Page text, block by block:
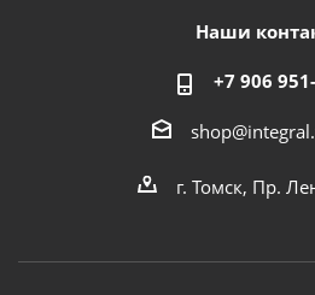
Наши
+7 906
г. Томск, Пр.